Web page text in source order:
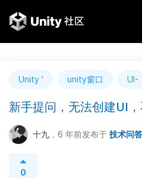
Unity ' unity窗口 UI-
新手提问，无法创建UI
十九 ，6 年前发布于 技术问答
0